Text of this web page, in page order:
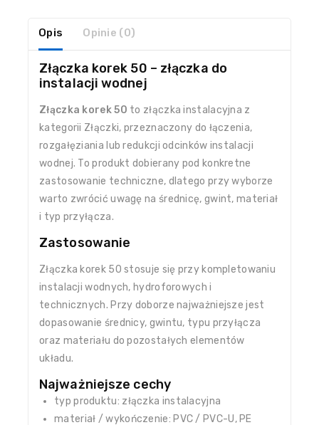
Opis Opinie (0)
Złączka korek 50 – złączka do
instalacji wodnej
Złączka korek 50 to złączka instalacyjna z
kategorii Złączki, przeznaczony do łączenia,
rozgałęziania lub redukcji odcinków instalacji
wodnej. To produkt dobierany pod konkretne
zastosowanie techniczne, dlatego przy wyborze
warto zwrócić uwagę na średnicę, gwint, materiał
i typ przyłącza.
Zastosowanie
Złączka korek 50 stosuje się przy kompletowaniu
instalacji wodnych, hydroforowych i
technicznych. Przy doborze najważniejsze jest
dopasowanie średnicy, gwintu, typu przyłącza
oraz materiału do pozostałych elementów
układu.
Najważniejsze cechy
typ produktu: złączka instalacyjna
materiał / wykończenie: PVC / PVC-U, PE